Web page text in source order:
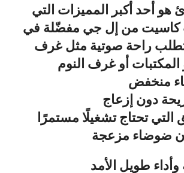
هو أحد أكبر المميزات التي
كاسيت من إل جي مفضّلة في
راحة صوتية مثل غرف
المكتبات أو غرف النوم
منخفض
دون إزعاج
ضوضاء مزعجة